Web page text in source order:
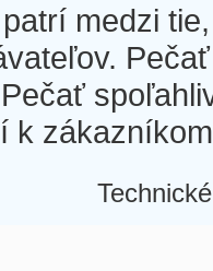
medzi
k